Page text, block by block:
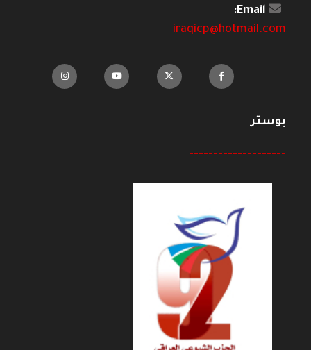
Email:
iraqicp@hotmail.com
بوستر
--------------------